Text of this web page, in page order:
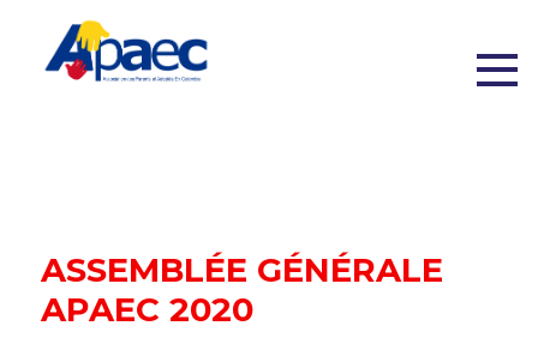
ASSEMBLÉE GÉNÉRALE
APAEC 2020